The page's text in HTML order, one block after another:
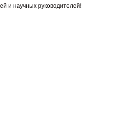
и научных руководителей!